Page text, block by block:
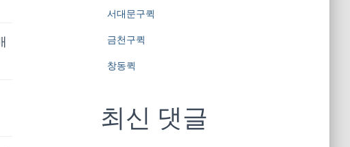
서대문구퀵
금천구퀵
창동퀵
최신 댓글